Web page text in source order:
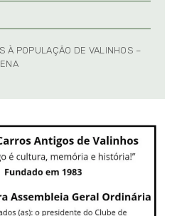
À POPULAÇÃO DE VALINHOS –